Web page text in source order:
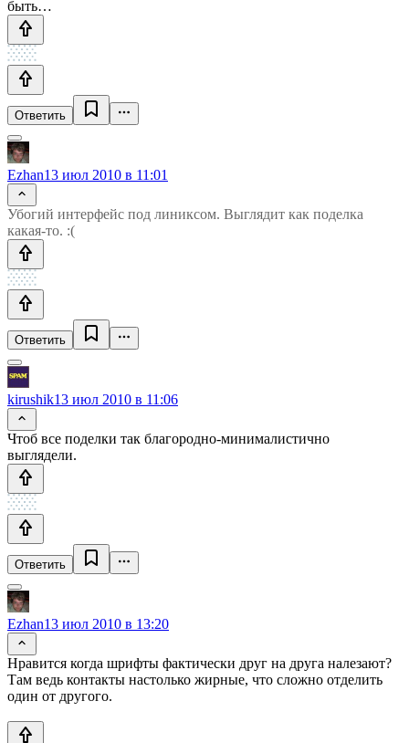
быть…
Ответить
Ezhan13 июл 2010 в 11:01
Убогий интерфейс под линиксом. Выглядит как поделка
какая-то. :(
Ответить
kirushik13 июл 2010 в 11:06
Чтоб все поделки так благородно-минималистично
выглядели.
Ответить
Ezhan13 июл 2010 в 13:20
Нравится когда шрифты фактически друг на друга налезают?
Там ведь контакты настолько жирные, что сложно отделить
один от другого.